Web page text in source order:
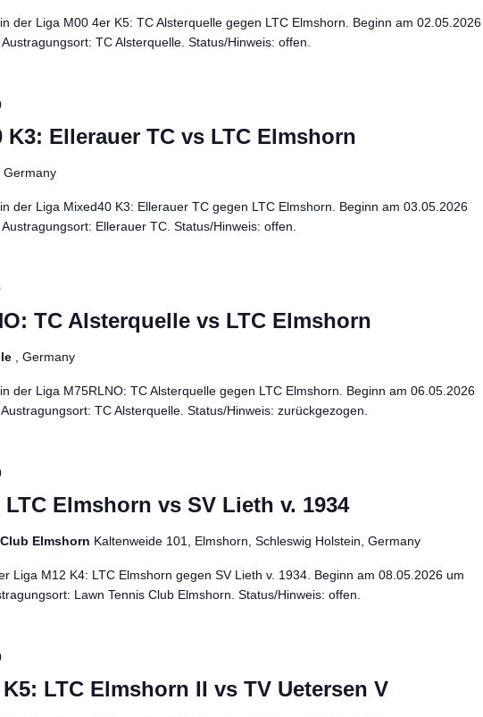
der Liga M00 4er K5: TC Alsterquelle gegen LTC Elmshorn. Beginn am 02.05.2026
TC Alsterquelle. Status/Hinweis: offen.
K3: Ellerauer TC vs LTC Elmshorn
, Germany
der Liga Mixed40 K3: Ellerauer TC gegen LTC Elmshorn. Beginn am 03.05.2026
Ellerauer TC. Status/Hinweis: offen.
TC Alsterquelle vs LTC Elmshorn
, Germany
der Liga M75RLNO: TC Alsterquelle gegen LTC Elmshorn. Beginn am 06.05.2026
TC Alsterquelle. Status/Hinweis: zurückgezogen.
LTC Elmshorn vs SV Lieth v. 1934
Elmshorn Kaltenweide 101, Elmshorn, Schleswig Holstein, Germany
Liga M12 K4: LTC Elmshorn gegen SV Lieth v. 1934. Beginn am 08.05.2026 um
Lawn Tennis Club Elmshorn. Status/Hinweis: offen.
K5: LTC Elmshorn II vs TV Uetersen V